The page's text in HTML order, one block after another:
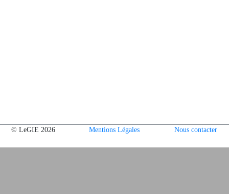
© LeGIE 2026 Mentions Légales Nous contacter